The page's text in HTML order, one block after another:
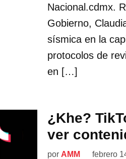
Nacional.cdmx.
Gobierno,
sísmica en la
protocolos de
en […]
¿Khe?
ver
por AMM febrero